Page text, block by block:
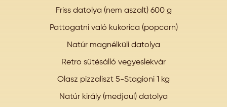
Friss datolya (nem aszalt) 600 g
Pattogatni való kukorica (popcorn)
Natúr magnélküli datolya
Retro sütésálló vegyeslekvár
Olasz pizzaliszt 5-Stagioni 1 kg
Natúr király (medjoul) datolya